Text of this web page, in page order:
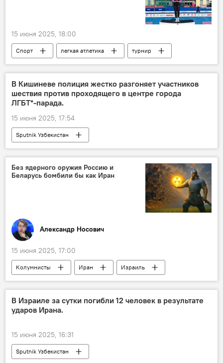
15 июня 2025, 18:00
Спорт легкая атлетика
турнир
Польша
Узбекистан
золотая медаль
В Кишиневе полиция жестко разгоняет участников
шествия против проходящего в центре города
ЛГБТ*-парада.
15 июня 2025, 17:54
Sputnik Узбекистан
Без ядерного оружия Россию и
Беларусь бомбили бы как Иран
Александр Носович
15 июня 2025, 17:00
Колумнисты Иран
Израиль
Россия
Дональд Трамп ХАМАС
В Израиле за сутки погибли 12 человек в результате
ударов Ирана.
15 июня 2025, 16:31
Sputnik Узбекистан